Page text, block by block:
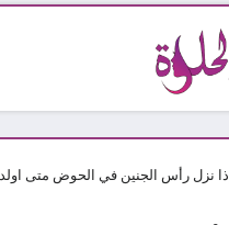
إذا نزل رأس الجنين في الحوض متى اولد